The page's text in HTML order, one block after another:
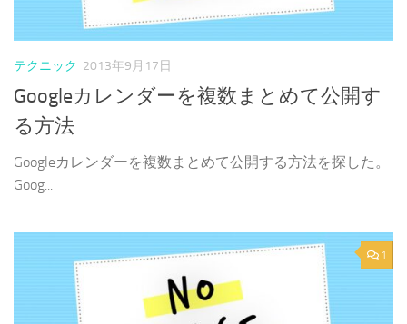
テクニック 2013年9月17日
Googleカレンダーを複数まとめて公開す
る方法
Googleカレンダーを複数まとめて公開する方法を探した。
Goog...
1